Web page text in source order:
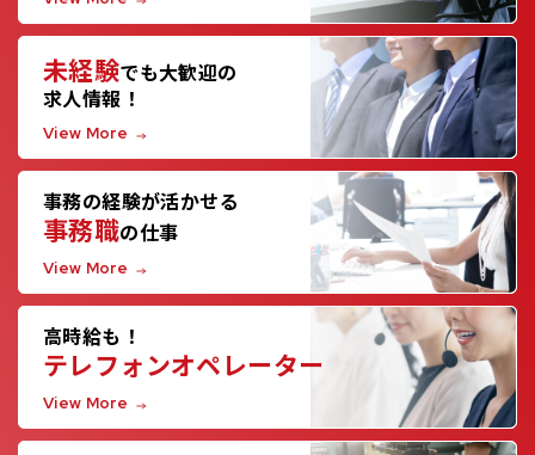
未経験でも大歓迎の
求人情報！
View More
事務の経験が活かせる
事務職の仕事
View More
高時給も！
テレフォンオペレーター
View More